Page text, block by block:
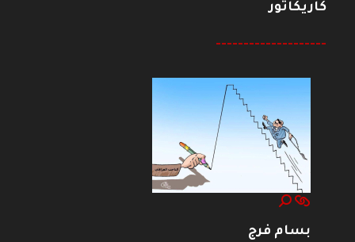
كاريكاتور
--------------------
بسام فرج